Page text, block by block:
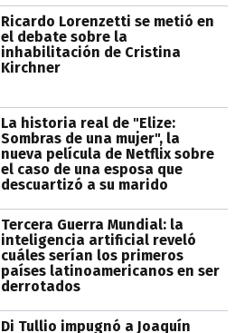
Ricardo Lorenzetti se metió en
el debate sobre la
inhabilitación de Cristina
Kirchner
La historia real de "Elize:
Sombras de una mujer", la
nueva película de Netflix sobre
el caso de una esposa que
descuartizó a su marido
Tercera Guerra Mundial: la
inteligencia artificial reveló
cuáles serían los primeros
países latinoamericanos en ser
derrotados
Di Tullio impugnó a Joaquín